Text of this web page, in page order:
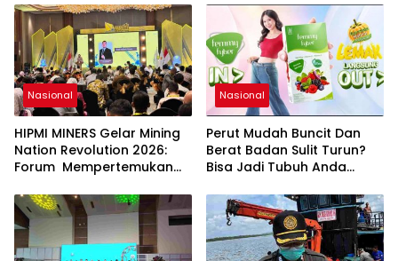
Bermakna”
Sumber Inspirasi bagi
Generasi Muda, Pelaku
Usaha, Pemerintah,
maupun Pemangku
Kepentingan lainnya untuk
bersama-sama
Memberikan Kontribusi
bagi Pembangunan
Nasional.
Nasional
HIPMI MINERS Gelar Mining
Nation Revolution 2026:
Forum Mempertemukan
Investor, Akademisi, dan
Pengusaha dalam
Mendukung Percepatan
Hilirisasi Nasional.
Nasional
Perut Mudah Buncit Dan
Berat Badan Sulit Turun?
Bisa Jadi Tubuh Anda